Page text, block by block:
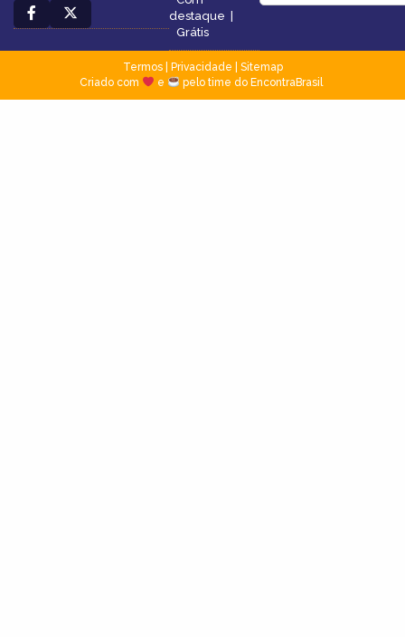
destaque |
Grátis
Termos| Privacidade
Sitemap
Criado com
e pelo time do EncontraBrasil